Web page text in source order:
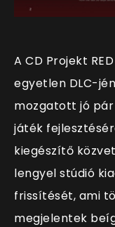
A CD Projekt
egyetlen DLC-
mozgatott jó
játék
kiegészítő
lengyel stúdió
frissítését, ami
megjelentek